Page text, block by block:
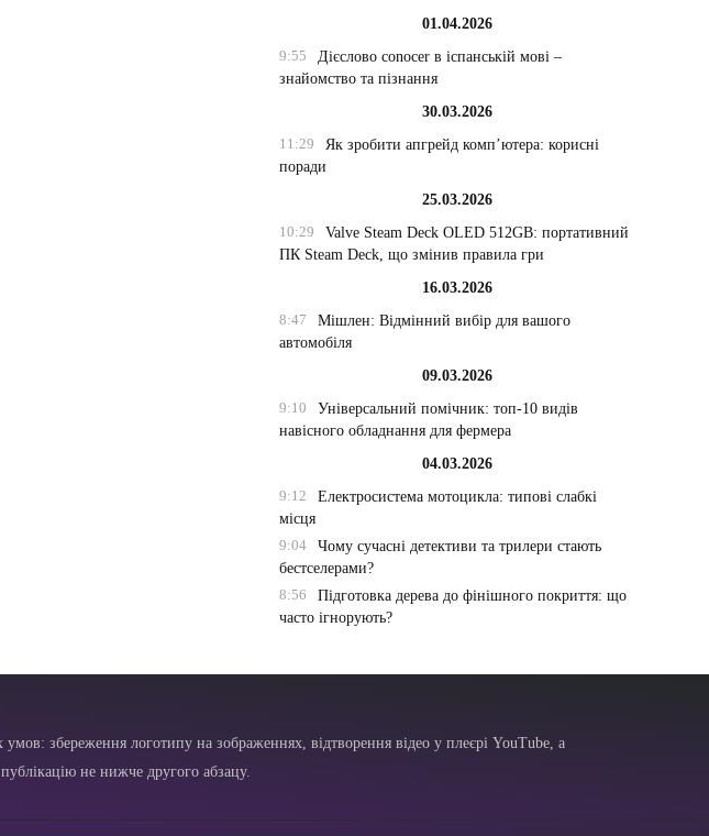
01.04.2026
9:55
Дієслово conocer в іспанській мові –
знайомство та пізнання
30.03.2026
11:29
Як зробити апгрейд комп’ютера: корисні
поради
25.03.2026
10:29
Valve Steam Deck OLED 512GB: портативний
ПК Steam Deck, що змінив правила гри
16.03.2026
8:47
Мішлен: Відмінний вибір для вашого
автомобіля
09.03.2026
9:10
Універсальний помічник: топ-10 видів
навісного обладнання для фермера
04.03.2026
9:12
Електросистема мотоцикла: типові слабкі
місця
9:04
Чому сучасні детективи та трилери стають
бестселерами?
8:56
Підготовка дерева до фінішного покриття: що
часто ігнорують?
збереження логотипу на зображеннях, відтворення відео у плеєрі YouTube, а
не нижче другого абзацу.